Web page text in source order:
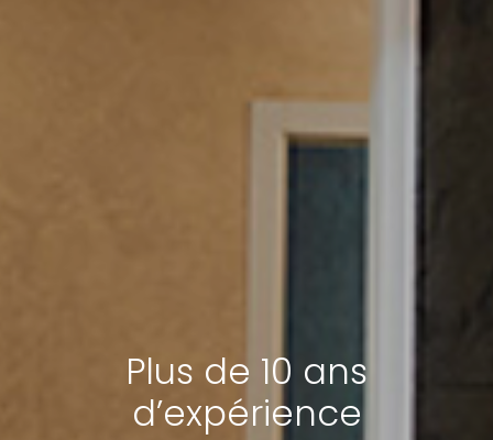
Plus de 10 ans
d’expérience